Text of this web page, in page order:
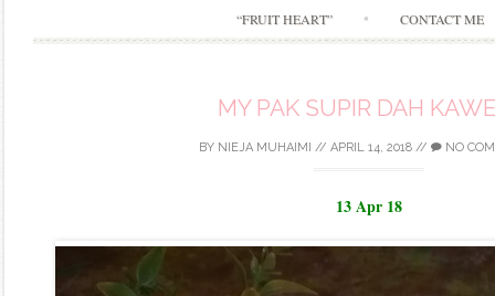
“FRUIT HEART” CONTACT ME
MY PAK SUPIR DAH
BY NIEJA MUHAIMI // APRIL 14, 2018 // NO
13 Apr 18